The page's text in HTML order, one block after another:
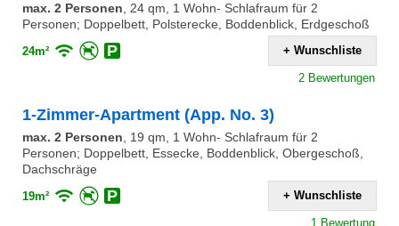
max. 2 Personen, 24 qm, 1 Wohn- Schlafraum für 2
Personen; Doppelbett, Polsterecke, Boddenblick, Erdgeschoß
24m² + Wunschliste
2 Bewertungen
1-Zimmer-Apartment (App. No. 3)
max. 2 Personen, 19 qm, 1 Wohn- Schlafraum für 2
Personen; Doppelbett, Essecke, Boddenblick, Obergeschoß,
Dachschräge
19m² + Wunschliste
1 Bewertung